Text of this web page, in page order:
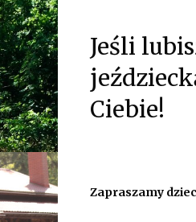
Jeśli
Ciebie!
Zapraszamy